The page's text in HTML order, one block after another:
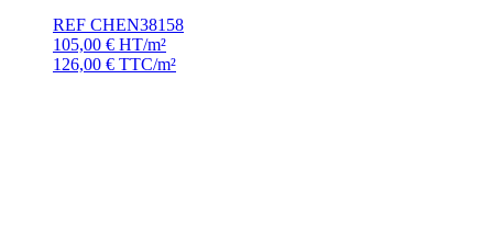
REF CHEN38158
105,00 € HT/m²
126,00 € TTC/m²